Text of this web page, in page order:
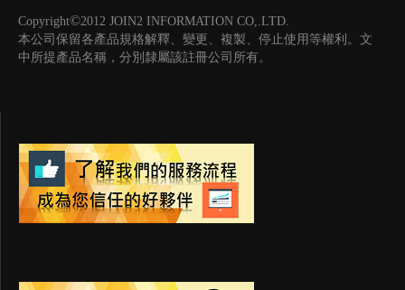
Copyright©2012 JOIN2 INFORMATION CO,.LTD.
本公司保留各產品規格解釋、變更、複製、停止使用等權利。文
中所提產品名稱，分別隸屬該註冊公司所有。